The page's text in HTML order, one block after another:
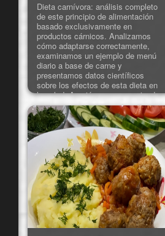
Dieta carnívora: análisis completo
de este principio de alimentación
basado exclusivamente en
productos cárnicos. Analizamos
cómo adaptarse correctamente,
examinamos un ejemplo de menú
diario a base de carne y
presentamos datos científicos
sobre los efectos de esta dieta en
la salud. A quiénes se recomienda
la dieta carnívora y a quiénes está
contraindicada. Cuáles son sus
beneficios y cuáles s